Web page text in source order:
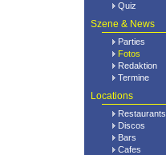
Quiz
Szene & News
Parties
Fotos
Redaktion
Termine
Locations
Restaurants
Discos
Bars
Cafes